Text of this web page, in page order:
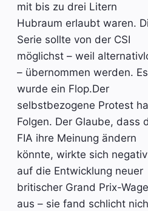
mit bis zu drei Litern
Hubraum erlaubt waren.
Serie sollte von der CSI
möglichst – weil
– übernommen werden. Es
wurde ein Flop.Der
selbstbezogene Protest
Folgen. Der Glaube, dass
FIA ihre Meinung ändern
könnte, wirkte sich negativ
auf die Entwicklung neuer
britischer Grand Prix-
aus – sie fand schlicht